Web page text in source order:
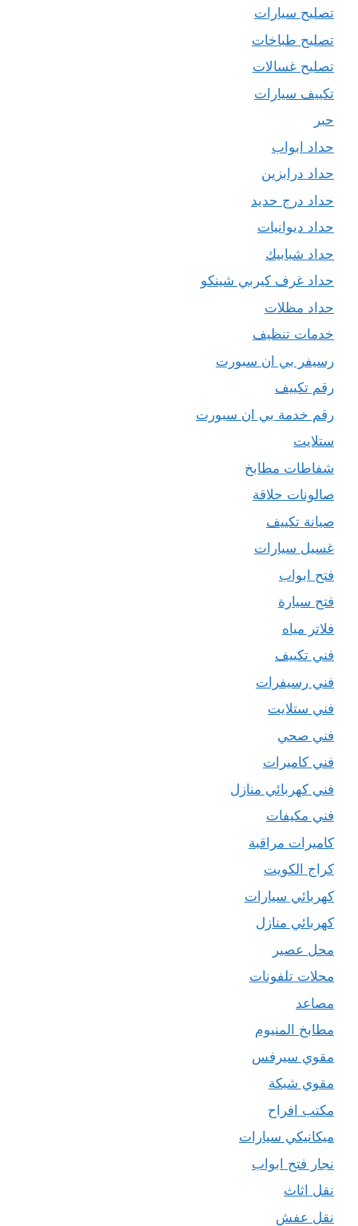
تصليح سيارات
تصليح طباخات
تصليح غسالات
تكييف سيارات
حبر
حداد ابواب
حداد درابزين
حداد درج حديد
حداد ديوانيات
حداد شبابيك
حداد غرف كيربي شينكو
حداد مظلات
خدمات تنظيف
رسيفر بي ان سبورت
رقم تكييف
رقم خدمة بي ان سبورت
ستلايت
شفاطات مطابخ
صالونات حلاقة
صيانة تكييف
غسيل سيارات
فتح ابواب
فتح سيارة
فلاتر مياه
فني تكييف
فني رسيفرات
فني ستلايت
فني صحي
فني كاميرات
فني كهربائي منازل
فني مكيفات
كاميرات مراقبة
كراج الكويت
كهربائي سيارات
كهربائي منازل
محل عصير
محلات تلفونات
مصاعد
مطابخ المنيوم
مقوي سيرفس
مقوي شبكة
مكتب افراح
ميكانيكي سيارات
نجار فتح ابواب
نقل اثاث
نقل عفش